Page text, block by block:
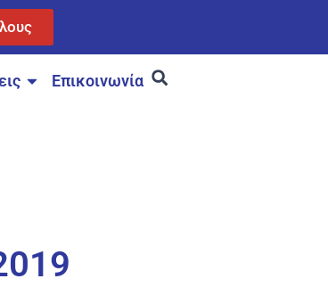
Επικοινωνία